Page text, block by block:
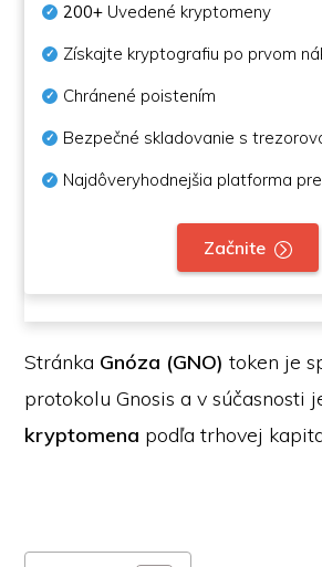
200+ Uvedené kryptomeny
Získajte kryptografiu po prvom
Chránené poistením
Bezpečné skladovanie s
Najdôveryhodnejšia platforma
Začnite
Stránka Gnóza (GNO) token je
protokolu Gnosis a v súčasnosti
kryptomena podľa trhovej